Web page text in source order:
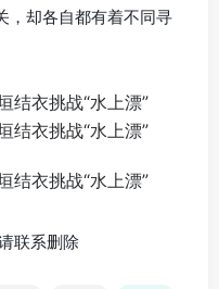
，却各自都有着不同寻
联系删除